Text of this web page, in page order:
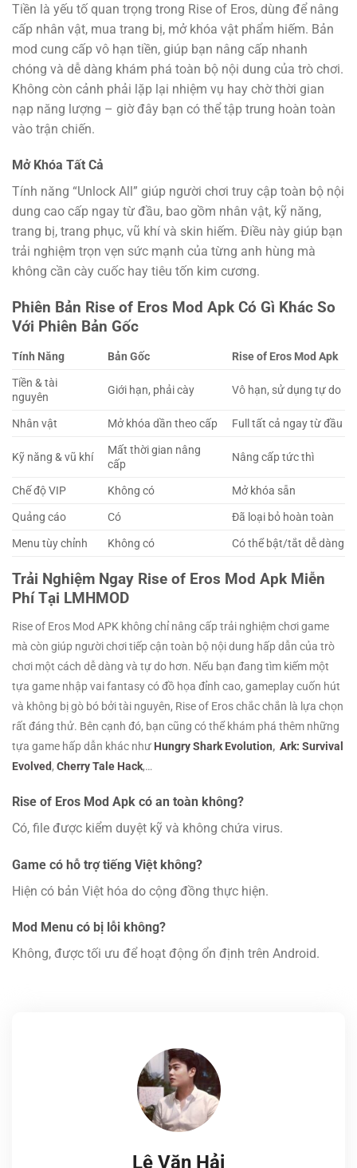
Tiền là yếu tố quan trọng trong Rise of Eros, dùng để nâng
cấp nhân vật, mua trang bị, mở khóa vật phẩm hiếm. Bản
mod cung cấp vô hạn tiền, giúp bạn nâng cấp nhanh
chóng và dễ dàng khám phá toàn bộ nội dung của trò chơi.
Không còn cảnh phải lặp lại nhiệm vụ hay chờ thời gian
nạp năng lượng – giờ đây bạn có thể tập trung hoàn toàn
vào trận chiến.
Mở Khóa Tất Cả
Tính năng “Unlock All” giúp người chơi truy cập toàn bộ nội
dung cao cấp ngay từ đầu, bao gồm nhân vật, kỹ năng,
trang bị, trang phục, vũ khí và skin hiếm. Điều này giúp bạn
trải nghiệm trọn vẹn sức mạnh của từng anh hùng mà
không cần cày cuốc hay tiêu tốn kim cương.
Phiên Bản Rise of Eros Mod Apk Có Gì Khác So
Với Phiên Bản Gốc
Tính Năng Bản Gốc Rise of Eros Mod Apk
Tiền & tài
nguyên
Giới hạn, phải cày Vô hạn, sử dụng tự do
Nhân vật Mở khóa dần theo cấp Full tất cả ngay từ đầu
Kỹ năng & vũ khí
Mất thời gian nâng
cấp
Nâng cấp tức thì
Chế độ VIP Không có Mở khóa sẵn
Quảng cáo Có Đã loại bỏ hoàn toàn
Menu tùy chỉnh Không có Có thể bật/tắt dễ dàng
Trải Nghiệm Ngay Rise of Eros Mod Apk Miễn
Phí Tại LMHMOD
Rise of Eros Mod APK không chỉ nâng cấp trải nghiệm chơi game
mà còn giúp người chơi tiếp cận toàn bộ nội dung hấp dẫn của trò
chơi một cách dễ dàng và tự do hơn. Nếu bạn đang tìm kiếm một
tựa game nhập vai fantasy có đồ họa đỉnh cao, gameplay cuốn hút
và không bị gò bó bởi tài nguyên, Rise of Eros chắc chắn là lựa chọn
rất đáng thử. Bên cạnh đó, bạn cũng có thể khám phá thêm những
tựa game hấp dẫn khác như Hungry Shark Evolution, Ark: Survival
Evolved, Cherry Tale Hack,…
Rise of Eros Mod Apk có an toàn không?
Có, file được kiểm duyệt kỹ và không chứa virus.
Game có hỗ trợ tiếng Việt không?
Hiện có bản Việt hóa do cộng đồng thực hiện.
Mod Menu có bị lỗi không?
Không, được tối ưu để hoạt động ổn định trên Android.
Lê Văn Hải